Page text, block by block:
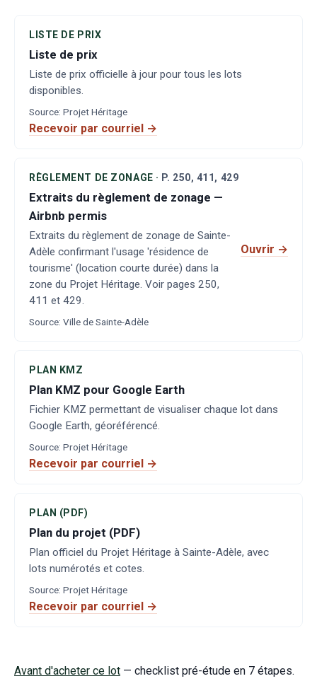
LISTE DE PRIX
Liste de prix
Liste de prix officielle à jour pour tous les lots
disponibles.
Source: Projet Héritage
Recevoir par courriel →
RÈGLEMENT DE ZONAGE · P. 250, 411, 429
Extraits du règlement de zonage —
Airbnb permis
Extraits du règlement de zonage de Sainte-
Adèle confirmant l'usage 'résidence de
tourisme' (location courte durée) dans la
zone du Projet Héritage. Voir pages 250,
411 et 429.
Source: Ville de Sainte-Adèle
Ouvrir →
PLAN KMZ
Plan KMZ pour Google Earth
Fichier KMZ permettant de visualiser chaque lot dans
Google Earth, géoréférencé.
Source: Projet Héritage
Recevoir par courriel →
PLAN (PDF)
Plan du projet (PDF)
Plan officiel du Projet Héritage à Sainte-Adèle, avec
lots numérotés et cotes.
Source: Projet Héritage
Recevoir par courriel →
Avant d'acheter ce lot — checklist pré-étude en 7 étapes.